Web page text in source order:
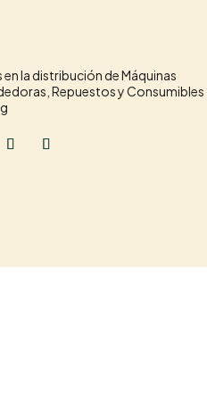
en la distribución de Máquinas
Repuestos y Consumibles